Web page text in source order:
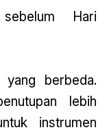
Hari
berbeda.
lebih
instrumen